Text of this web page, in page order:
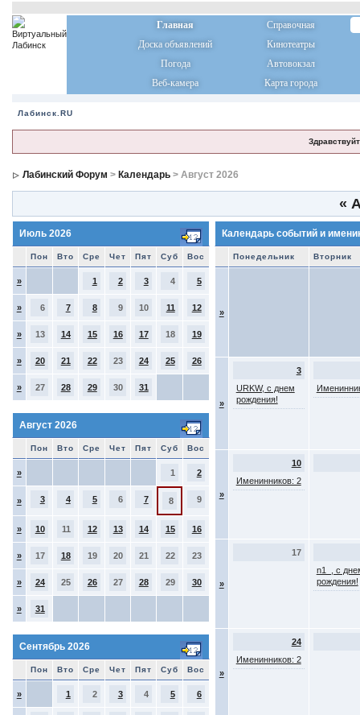
Главная
Справочная
Доска объявлений
Кинотеатры
Погода
Автовокзал
Веб-камера
Карта города
Лабинск.RU
Лабинский Форум > Календарь> Август 2026
«
Июль 2026
Пон Вто Сре Чет Пят Суб Вос
» 1 2 3 4 5
» 6 7 8 9 10 11 12
» 13 14 15 16 17 18 19
» 20 21 22 23 24 25 26
» 27 28 29 30 31
Август 2026
Пон Вто Сре Чет Пят Суб Вос
» 1 2
» 3 4 5 6 7 8 9
» 10 11 12 13 14 15 16
» 17 18 19 20 21 22 23
» 24 25 26 27 28 29 30
» 31
Сентябрь 2026
Пон Вто Сре Чет Пят Суб Вос
» 1 2 3 4 5 6
Календарь событий и
Понедельник Вторник
»
»
3
URKW, с днем
рождения!
»
10
Именинников: 2
»
17
n1_, с
рождения!
»
24
Именинников: 2